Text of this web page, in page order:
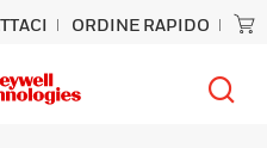
ORDINE RAPIDO